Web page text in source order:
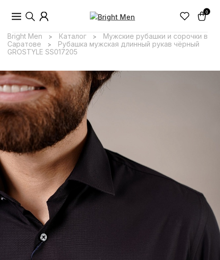
0
Bright Men > Каталог >
Мужские рубашки и сорочки в
Саратове
>
Рубашка мужская длинный рукав чёрный
GROSTYLE SS017205